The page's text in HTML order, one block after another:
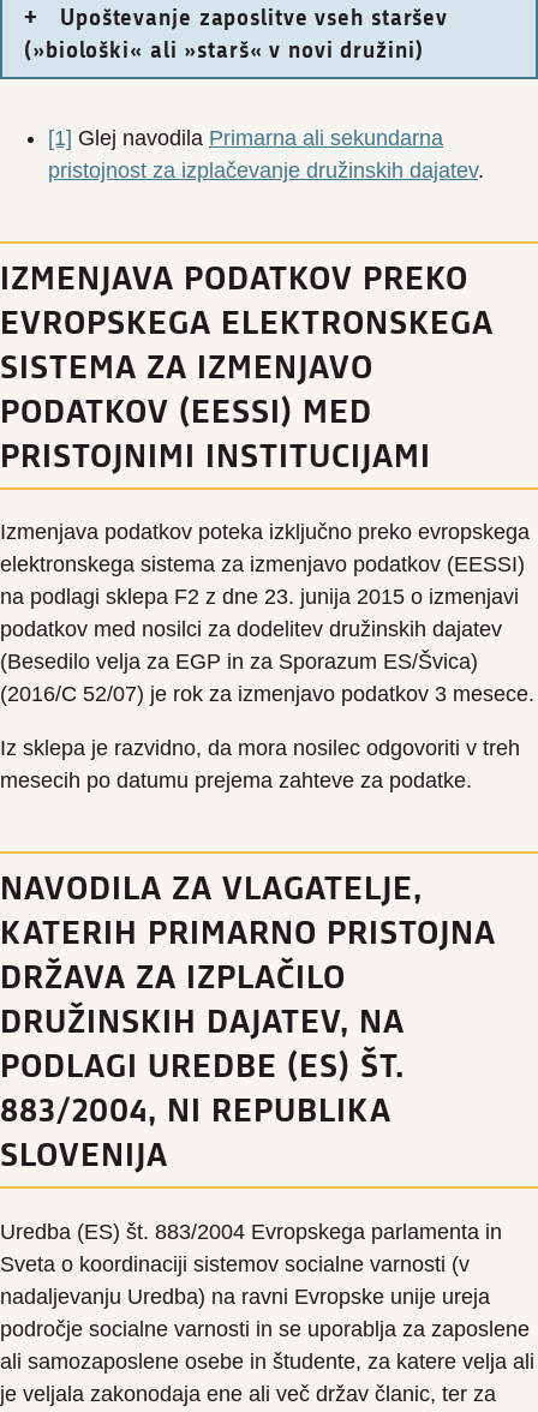
Upoštevanje zaposlitve vseh staršev
(»biološki« ali »starš« v novi družini)
[1] Glej navodila Primarna ali sekundarna
pristojnost za izplačevanje družinskih dajatev.
IZMENJAVA PODATKOV PREKO
EVROPSKEGA ELEKTRONSKEGA
SISTEMA ZA IZMENJAVO
PODATKOV (EESSI) MED
PRISTOJNIMI INSTITUCIJAMI
Izmenjava podatkov poteka izključno preko evropskega
elektronskega sistema za izmenjavo podatkov (EESSI)
na podlagi sklepa F2 z dne 23. junija 2015 o izmenjavi
podatkov med nosilci za dodelitev družinskih dajatev
(Besedilo velja za EGP in za Sporazum ES/Švica)
(2016/C 52/07) je rok za izmenjavo podatkov 3 mesece.
Iz sklepa je razvidno, da mora nosilec odgovoriti v treh
mesecih po datumu prejema zahteve za podatke.
NAVODILA ZA VLAGATELJE,
KATERIH PRIMARNO PRISTOJNA
DRŽAVA ZA IZPLAČILO
DRUŽINSKIH DAJATEV, NA
PODLAGI UREDBE (ES) ŠT.
883/2004, NI REPUBLIKA
SLOVENIJA
Uredba (ES) št. 883/2004 Evropskega parlamenta in
Sveta o koordinaciji sistemov socialne varnosti (v
nadaljevanju Uredba) na ravni Evropske unije ureja
področje socialne varnosti in se uporablja za zaposlene
ali samozaposlene osebe in študente, za katere velja ali
je veljala zakonodaja ene ali več držav članic, ter za